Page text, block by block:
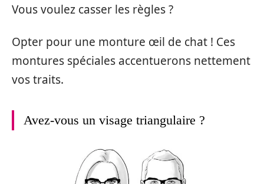
Vous voulez casser les règles ?
Opter pour une monture œil de chat ! Ces
montures spéciales accentuerons nettement
vos traits.
Avez-vous un visage triangulaire ?